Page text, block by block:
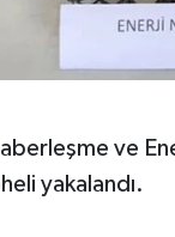
ve
yakalandı.